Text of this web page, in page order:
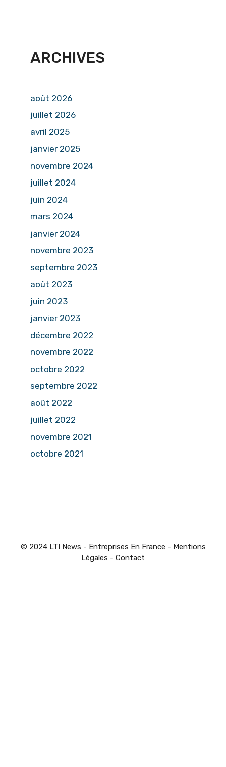
ARCHIVES
août 2026
juillet 2026
avril 2025
janvier 2025
novembre 2024
juillet 2024
juin 2024
mars 2024
janvier 2024
novembre 2023
septembre 2023
août 2023
juin 2023
janvier 2023
décembre 2022
novembre 2022
octobre 2022
septembre 2022
août 2022
juillet 2022
novembre 2021
octobre 2021
© 2024 LTI News - Entreprises En France - Mentions
Légales - Contact